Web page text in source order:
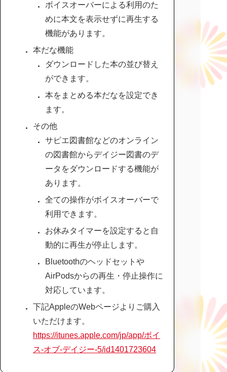
ボイスオーバーによる利用のた
めに本文を表示せずに再生する
機能があります。
本だな機能
ダウンロードした本の並び替え
ができます。
本をまとめる本だなを設定でき
ます。
その他
サピエ図書館などのオンライン
の図書館からデイジー図書のデ
ータをダウンロードする機能が
あります。
全ての操作がボイスオーバーで
利用できます。
お休みタイマーを設定すると自
動的に再生が停止します。
Bluetoothのヘッドセットや
AirPodsからの再生・停止操作に
対応しています。
下記AppleのWebページよりご購入
いただけます。
https://itunes.apple.com/jp/app/ボイ
ス-オブ-デイジー-5/id1401723604